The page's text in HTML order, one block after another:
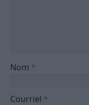
Nom *
Courriel *